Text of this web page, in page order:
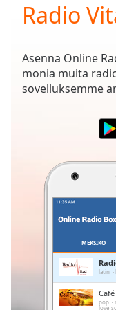
Current
Time0:00
Duration
Loaded:
0.00%
Remaining
Radio
Asenna Online
monia muita
sovelluksemme
MEKSIKO
latin
pop
love